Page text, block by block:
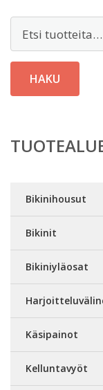
Etsi:
HAKU
Bikinihousut
Bikinit
Bikiniyläosat
Käsipainot
Kelluntavyöt